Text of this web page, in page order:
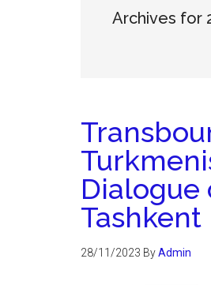
Archives for
Dialogue
Tashkent
28/11/2023 ByAdmin